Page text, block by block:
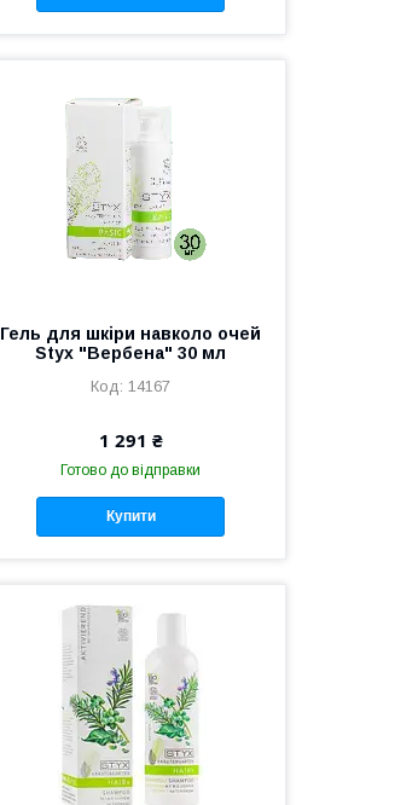
Гель для шкіри навколо очей
Styx "Вербена" 30 мл
14167
1 291 ₴
Готово до відправки
Купити